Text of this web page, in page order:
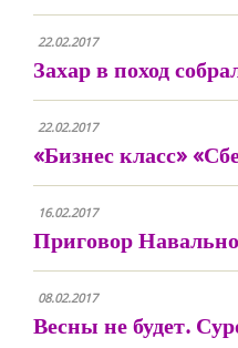
22.02.2017
Захар в поход
22.02.2017
«Бизнес класс»
16.02.2017
Приговор
08.02.2017
Весны не будет.